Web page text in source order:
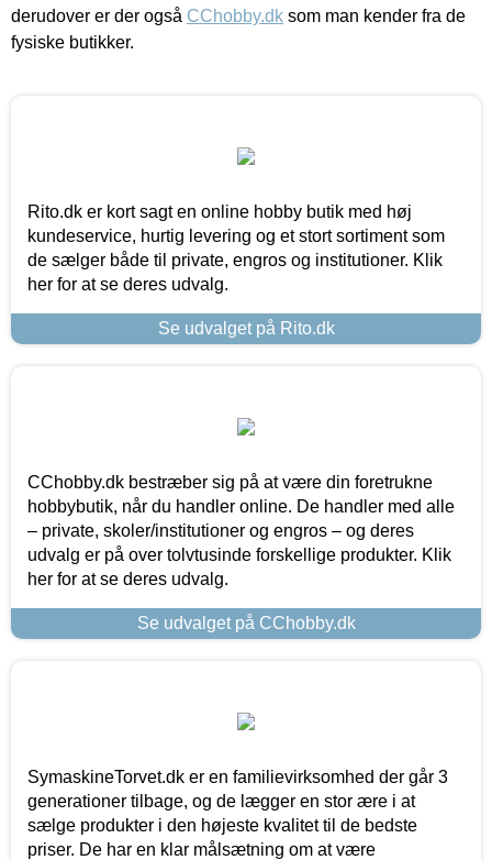
derudover er der også CChobby.dk som man kender fra de
fysiske butikker.
Rito.dk er kort sagt en online hobby butik med høj
kundeservice, hurtig levering og et stort sortiment som
de sælger både til private, engros og institutioner. Klik
her for at se deres udvalg.
Se udvalget på Rito.dk
CChobby.dk bestræber sig på at være din foretrukne
hobbybutik, når du handler online. De handler med alle
– private, skoler/institutioner og engros – og deres
udvalg er på over tolvtusinde forskellige produkter. Klik
her for at se deres udvalg.
Se udvalget på CChobby.dk
SymaskineTorvet.dk er en familievirksomhed der går 3
generationer tilbage, og de lægger en stor ære i at
sælge produkter i den højeste kvalitet til de bedste
priser. De har en klar målsætning om at være